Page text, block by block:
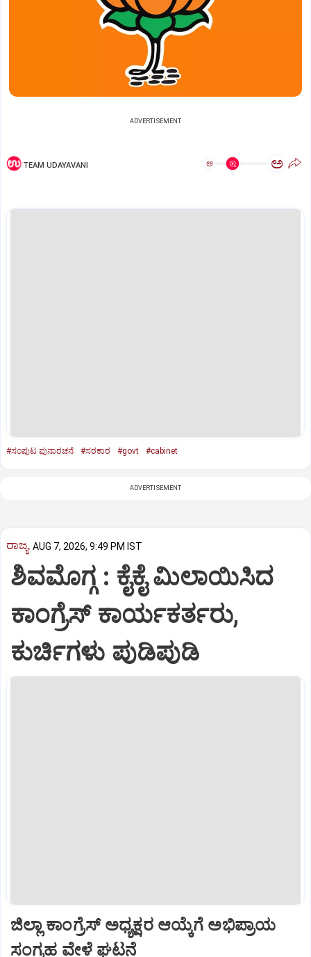
ADVERTISEMENT
TEAM UDAYAVANI ಅ ಅ
#ಸಂಪುಟ ಪುನಾರಚನೆ #ಸರಕಾರ #govt #cabinet
ADVERTISEMENT
ರಾಜ್ಯ AUG 7, 2026, 9:49 PM IST
ಶಿವಮೊಗ್ಗ : ಕೈಕೈ ಮಿಲಾಯಿಸಿದ
ಕಾಂಗ್ರೆಸ್ ಕಾರ್ಯಕರ್ತರು,
ಕುರ್ಚಿಗಳು ಪುಡಿಪುಡಿ
ಜಿಲ್ಲಾ ಕಾಂಗ್ರೆಸ್ ಅಧ್ಯಕ್ಷರ ಆಯ್ಕೆಗೆ ಅಭಿಪ್ರಾಯ
ಸಂಗ್ರಹ ವೇಳೆ ಘಟನೆ